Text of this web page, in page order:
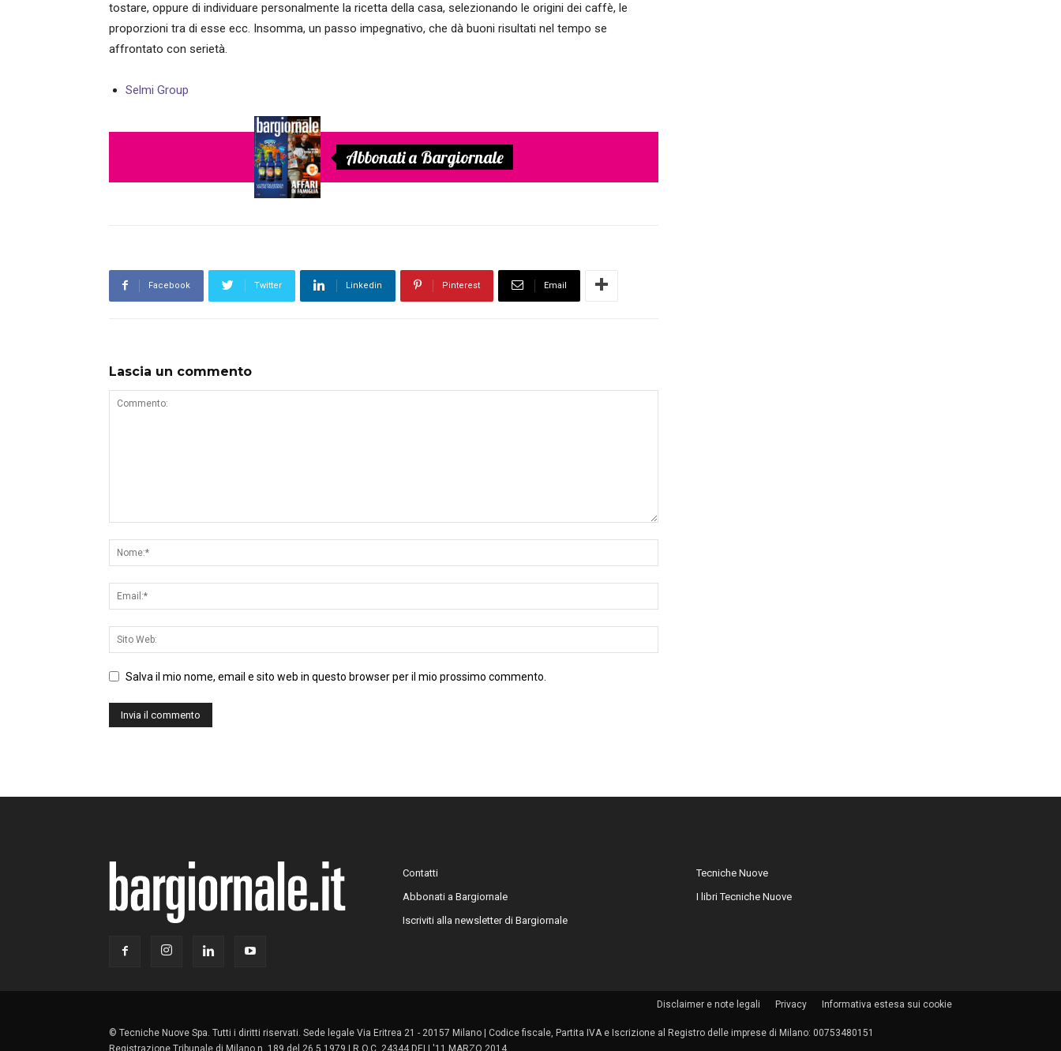
tostare, oppure di individuare personalmente la ricetta della casa, selezionando le origini dei caffè, le
proporzioni tra di esse ecc. Insomma, un passo impegnativo, che dà buoni risultati nel tempo se
affrontato con serietà.
Selmi Group
Abbonati a Bargiornale
Facebook Twitter Linkedin Pinterest Email
Lascia un commento
Salva il mio nome, email e sito web in questo browser per il mio prossimo commento.
Contatti
Abbonati a Bargiornale
Iscriviti alla newsletter di Bargiornale
Tecniche Nuove
I libri Tecniche Nuove
Disclaimer e note legali Privacy Informativa estesa sui cookie
© Tecniche Nuove Spa. Tutti i diritti riservati. Sede legale Via Eritrea 21 - 20157 Milano | Codice fiscale, Partita IVA e Iscrizione al Registro delle imprese di Milano: 00753480151
Registrazione Tribunale di Milano n. 189 del 26.5.1979 | R.O.C. 24344 DELL'11 MARZO 2014